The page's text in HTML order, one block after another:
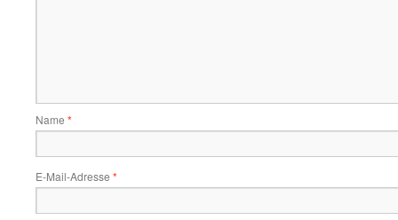
Name *
E-Mail-Adresse *